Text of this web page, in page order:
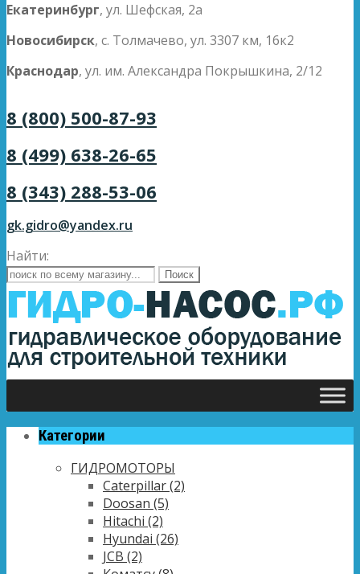
Екатеринбург, ул. Шефская, 2а
Новосибирск, с. Толмачево, ул. 3307 км, 16к2
Краснодар, ул. им. Александра Покрышкина, 2/12
8 (800) 500-87-93
8 (499) 638-26-65
8 (343) 288-53-06
gk.gidro@yandex.ru
Найти:
Категории
ГИДРОМОТОРЫ
Caterpillar(2)
Doosan (5)
Hitachi (2)
Hyundai (26)
JCB (2)